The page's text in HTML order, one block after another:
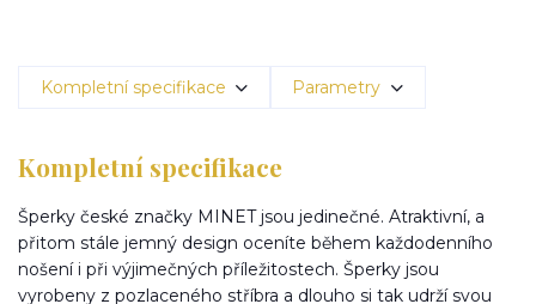
Kompletní specifikace Parametry
Kompletní specifikace
Šperky české značky MINET jsou jedinečné. Atraktivní, a
přitom stále jemný design oceníte během každodenního
nošení i při výjimečných příležitostech. Šperky jsou
vyrobeny z pozlaceného stříbra a dlouho si tak udrží svou